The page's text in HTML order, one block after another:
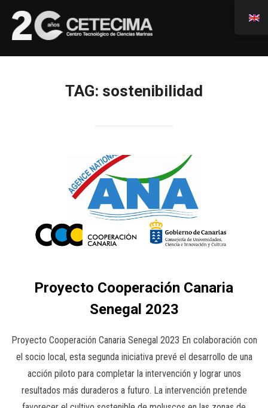
TAG: sostenibilidad
Proyecto Cooperación Canaria
Senegal 2023
Proyecto Cooperación Canaria Senegal 2023 En colaboración con
el socio local, esta segunda iniciativa prevé el desarrollo de una
acción piloto para completar la intervención y lograr unos
resultados más duraderos a futuro. La intervención pretende